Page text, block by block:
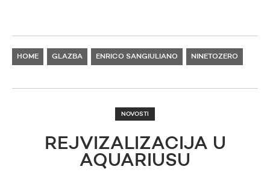
HOME GLAZBA ENRICO SANGIULIANO NINETOZERO
NOVOSTI
REJVIZALIZACIJA U
AQUARIUSU